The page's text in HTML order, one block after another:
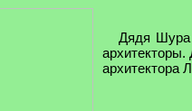
Дядя Шура
архитектора